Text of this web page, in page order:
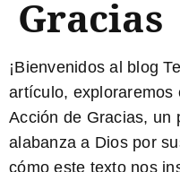
Gracias
¡Bienvenidos al blog
artículo,
Acción de Gracias, un
alabanza a Dios por
cómo este texto nos